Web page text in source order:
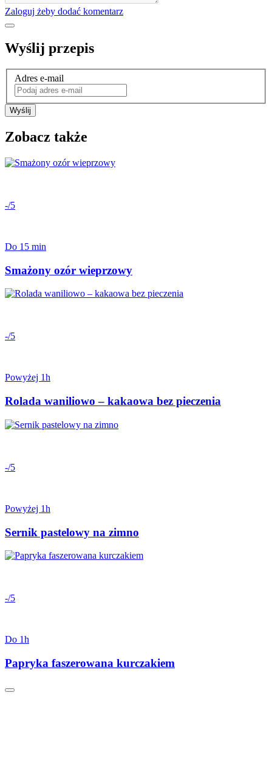
Zaloguj żeby dodać komentarz
Wyślij przepis
Adres e-mail
Wyślij
Zobacz także
-/5
Do 15 min
Smażony ozór wieprzowy
-/5
Powyżej 1h
Rolada waniliowo – kakaowa bez pieczenia
-/5
Powyżej 1h
Sernik pastelowy na zimno
-/5
Do 1h
Papryka faszerowana kurczakiem